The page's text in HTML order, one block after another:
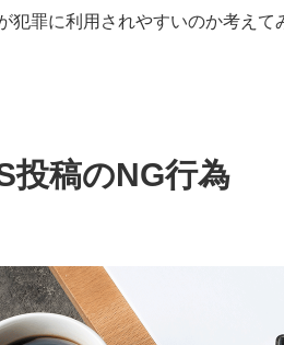
罪に利用されやすいのか考えて
投稿のNG行為